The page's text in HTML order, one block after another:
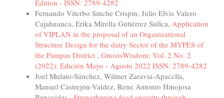
Edition - ISSN: 2789-4282
Fernando Viterbo Sinche Crispín, Julio Elvis Valero
Cajahuanca, Erika Mirella Gutiérrez Sullca, Application
of VIPLAN in the proposal of an Organizational
Structure Design for the dairy Sector of the MYPES of
the Pampas District , GnosisWisdom: Vol. 2 No. 2
(2022): Edición Mayo - Agosto 2022 ISSN: 2789-4282
Joel Mulato-Sánchez, Wilmer Zaravia-Apacclla,
Manuel Castrejón-Valdez, Rene Antonio Hinojosa